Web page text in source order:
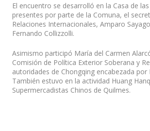
El encuentro se desarrolló en la Casa de
presentes por parte de la Comuna, el
Relaciones Internacionales, Amparo
Fernando Collizzolli.
Asimismo participó María del Carmen
Comisión de Política Exterior Soberana y
autoridades de Chongqing encabezada
También estuvo en la actividad Huang
Supermercadistas Chinos de Quilmes.